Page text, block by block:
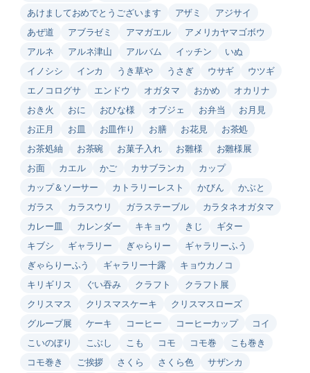
あけましておめでとうございます
アザミ
アジサイ
あぜ道
アブラゼミ アマガエル
アメリカヤマゴボウ
アルネ
アルネ津山 アルバム イッチン
いぬ
イノシシ
インカ うき草や うさぎ ウサギ
ウツギ
エノコログサ
エンドウ オガタマ おかめ
オカリナ
おき火
おに おひな様 オブジェ お弁当
お月見
お正月
お皿 お皿作り お膳 お花見
お茶処
お茶処紬
お茶碗 お菓子入れ お雛様
お雛様展
お面
カエル かご カサブランカ
カップ
カップ＆ソーサー
カトラリーレスト かびん
かぶと
ガラス
カラスウリ ガラステーブル
カラタネオガタマ
カレー皿
カレンダー キキョウ きじ
ギター
キブシ
ギャラリー ぎゃらりー
ギャラリーふう
ぎゃらりーふう
ギャラリー十露
キョウカノコ
キリギリス
ぐい吞み クラフト
クラフト展
クリスマス
クリスマスケーキ
クリスマスローズ
グループ展
ケーキ コーヒー コーヒーカップ
コイ
こいのぼり
こぶし こも コモ コモ巻
こも巻き
コモ巻き
ご挨拶 さくら さくら色
サザンカ